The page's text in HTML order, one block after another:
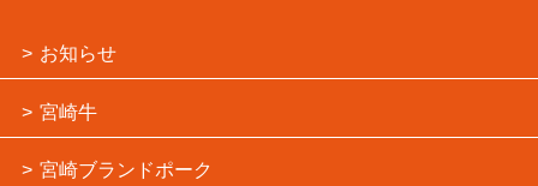
お知らせ
宮崎牛
宮崎ブランドポーク